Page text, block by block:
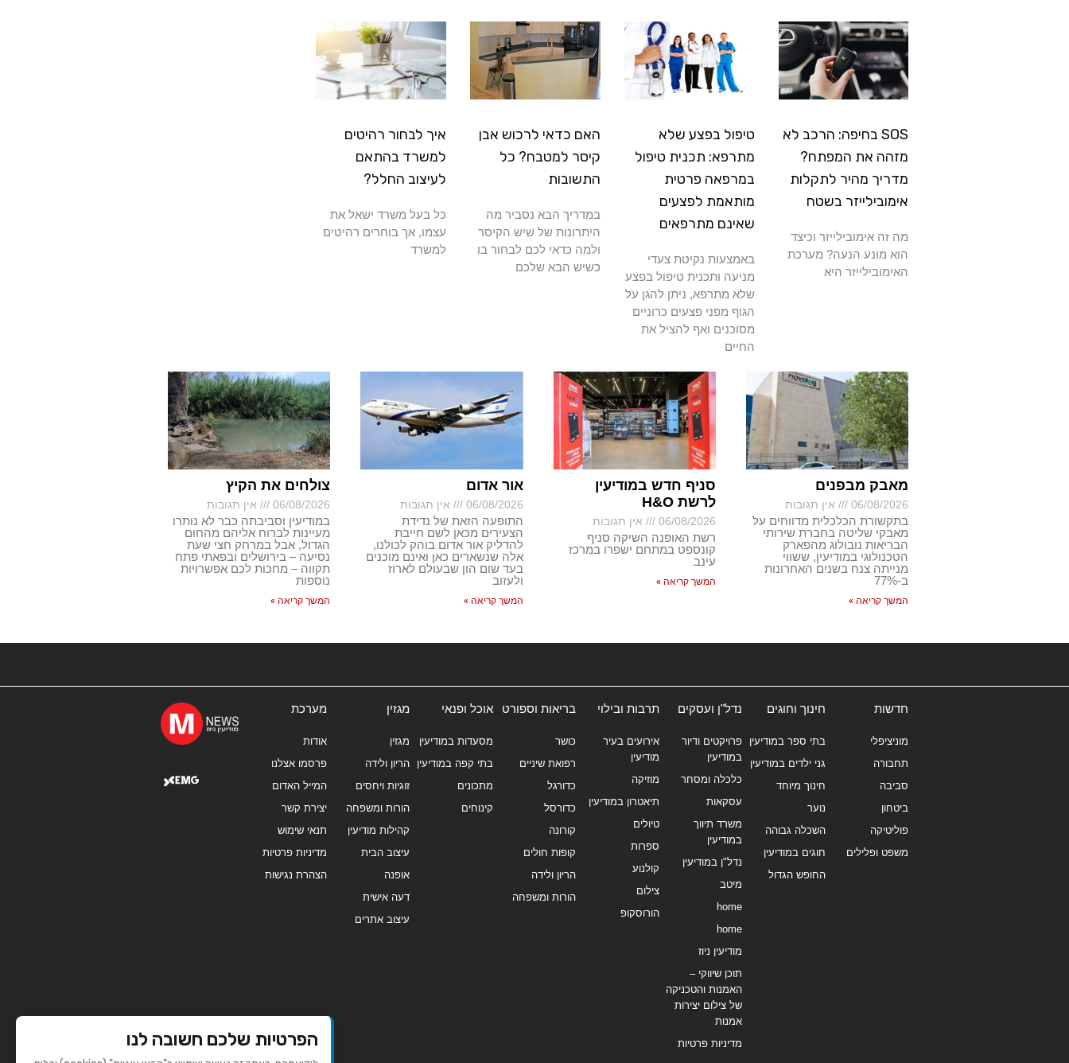
SOS בחיפה: הרכב לא
מזהה את המפתח?
מדריך מהיר לתקלות
אימובילייזר בשטח
מה זה אימובילייזר וכיצד
הוא מונע הנעה? מערכת
האימובילייזר היא
טיפול בפצע שלא
מתרפא: תכנית טיפול
במרפאה פרטית
מותאמת לפצעים
שאינם מתרפאים
באמצעות נקיטת צעדי
מניעה ותכנית טיפול בפצע
שלא מתרפא, ניתן להגן על
הגוף מפני פצעים כרוניים
מסוכנים ואף להציל את
החיים
האם כדאי לרכוש אבן
קיסר למטבח? כל
התשובות
במדריך הבא נסביר מה
היתרונות של שיש הקיסר
ולמה כדאי לכם לבחור בו
כשיש הבא שלכם
איך לבחור רהיטים
למשרד בהתאם
לעיצוב החלל?
כל בעל משרד ישאל את
עצמו, אך בוחרים רהיטים
למשרד
מאבק מבפנים
06/08/2026 אין תגובות
בתקשורת הכלכלית מדווחים על
מאבקי שליטה בחברת שירותי
הבריאות נובולוג מהפארק
הטכנולוגי במודיעין, ששווי
מנייתה צנח בשנים האחרונות
ב-77%
המשך קריאה »
סניף חדש במודיעין
לרשת H&O
06/08/2026 אין תגובות
רשת האופנה השיקה סניף
קונספט במתחם ישפרו במרכז
עינב
המשך קריאה »
אור אדום
06/08/2026 אין תגובות
התופעה הזאת של נדידת
הצעירים מכאן לשם חייבת
להדליק אור אדום בוהק לכולנו,
אלה שנשארים כאן ואינם מוכנים
בעד שום הון שבעולם לארוז
ולעזוב
המשך קריאה »
צולחים את הקיץ
06/08/2026 אין תגובות
במודיעין וסביבתה כבר לא נותרו
מעיינות לברוח אליהם מהחום
הגדול, אבל במרחק חצי שעת
נסיעה – בירושלים ובפאתי פתח
תקווה – מחכות לכם אפשרויות
נוספות
המשך קריאה »
חדשות
מוניציפלי
תחבורה
סביבה
ביטחון
פוליטיקה
משפט ופלילים
חינוך וחוגים
בתי ספר במודיעין
גני ילדים במודיעין
חינוך מיוחד
נוער
השכלה גבוהה
חוגים במודיעין
החופש הגדול
נדל"ן ועסקים
פרויקטים ודיור
במודיעין
כלכלה ומסחר
עסקאות
משרד תיווך
במודיעין
נדל"ן במודיעין
מיטב
home
home
מודיעין ניוז
תוכן שיווקי –
האמנות והטכניקה
של צילום יצירות
אמנות
מדיניות פרטיות
תרבות ובילוי
אירועים בעיר
מודיעין
מוזיקה
תיאטרון במודיעין
טיולים
ספרות
קולנוע
צילום
הורוסקופ
בריאות וספורט
כושר
רפואת שיניים
כדורגל
כדורסל
קורונה
קופות חולים
הריון ולידה
הורות ומשפחה
אוכל ופנאי
מסעדות במודיעין
בתי קפה במודיעין
מתכונים
קינוחים
מגזין
מגזין
הריון ולידה
זוגיות ויחסים
הורות ומשפחה
קהילות מודיעין
עיצוב הבית
אופנה
דעה אישית
עיצוב אתרים
מערכת
אודות
פרסמו אצלנו
המייל האדום
יצירת קשר
תנאי שימוש
מדיניות פרטיות
הצהרת נגישות
הפרטיות שלכם חשובה לנו